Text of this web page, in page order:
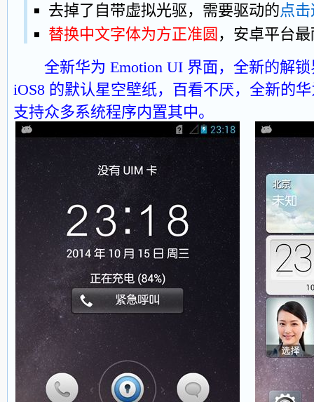
去掉了自带虚拟光驱，需要驱动的点
替换中文字体为方正准圆 ，安卓平台
全新华为 Emotion UI 界面，全新的解
iOS8 的默认星空壁纸，百看不厌，全新的
支持众多系统程序内置其中。